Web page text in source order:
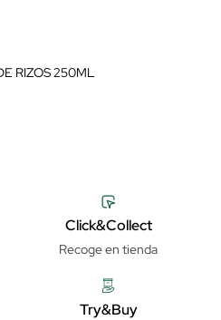
RIZOS 250ML
Click&Collect
Recoge en tienda
Try&Buy